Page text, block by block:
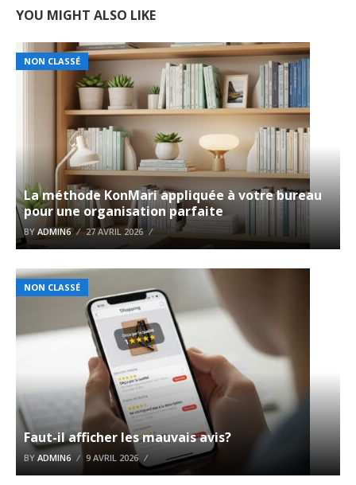
YOU MIGHT ALSO LIKE
NON CLASSÉ
La méthode KonMari appliquée à votre bureau
pour une organisation parfaite
BY ADMIN6 27 AVRIL 2026
NON CLASSÉ
Faut-il afficher les mauvais avis?
BY ADMIN6 9 AVRIL 2026